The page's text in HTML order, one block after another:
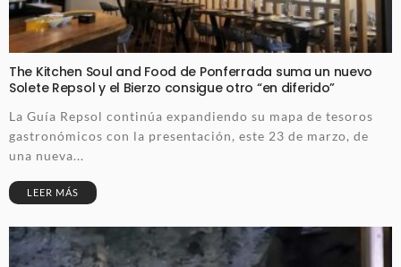
The Kitchen Soul and Food de Ponferrada suma un nuevo
Solete Repsol y el Bierzo consigue otro “en diferido”
La Guía Repsol continúa expandiendo su mapa de tesoros
gastronómicos con la presentación, este 23 de marzo, de
una nueva...
LEER MÁS